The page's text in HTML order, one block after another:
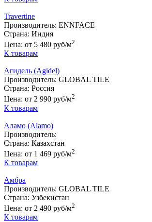
Travertine
Производитель: ENNFACE
Страна: Индия
Цена: от 5 480 руб/м2
К товарам
Агидель (Agidel)
Производитель: GLOBAL TILE
Страна: Россия
Цена: от 2 990 руб/м2
К товарам
Аламо (Alamo)
Производитель:
Страна: Казахстан
Цена: от 1 469 руб/м2
К товарам
Амбра
Производитель: GLOBAL TILE
Страна: Узбекистан
Цена: от 2 490 руб/м2
К товарам